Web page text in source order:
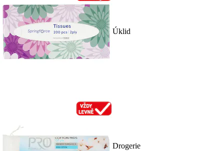
Úklid
Drogerie